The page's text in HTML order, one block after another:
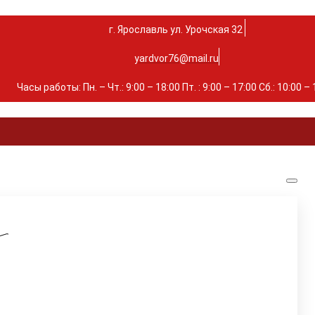
г. Ярославль ул. Урочская 32 ⁣⁣⁣⁣
yardvor76@mail.ru
Часы работы: Пн. – Чт.: 9:00 – 18:00 Пт. : 9:00 – 17:00 Сб.: 10:00 –